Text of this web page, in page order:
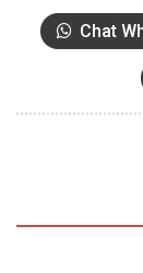
Chat